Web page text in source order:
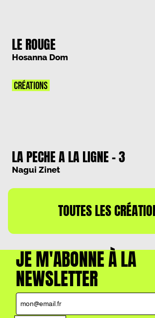
LE ROUGE
Hosanna Dom
LA PECHE A LA LIGNE – 3
Nagui Zinet
CRÉATIONS
TOUTES LES
JE M'ABONNE À LA
NEWSLETTER